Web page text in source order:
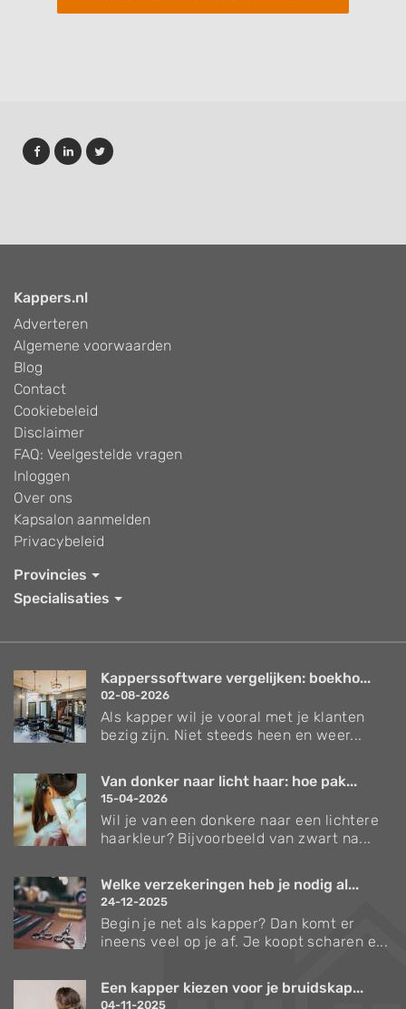
Kappers.nl
Adverteren
Algemene voorwaarden
Blog
Contact
Cookiebeleid
Disclaimer
FAQ: Veelgestelde vragen
Inloggen
Over ons
Kapsalon aanmelden
Privacybeleid
Provincies
Specialisaties
Kapperssoftware vergelijken: boekho...
02-08-2026
Als kapper wil je vooral met je klanten
bezig zijn. Niet steeds heen en weer...
Van donker naar licht haar: hoe pak...
15-04-2026
Wil je van een donkere naar een lichtere
haarkleur? Bijvoorbeeld van zwart na...
Welke verzekeringen heb je nodig al...
24-12-2025
Begin je net als kapper? Dan komt er
ineens veel op je af. Je koopt scharen e...
Een kapper kiezen voor je bruidskap...
04-11-2025